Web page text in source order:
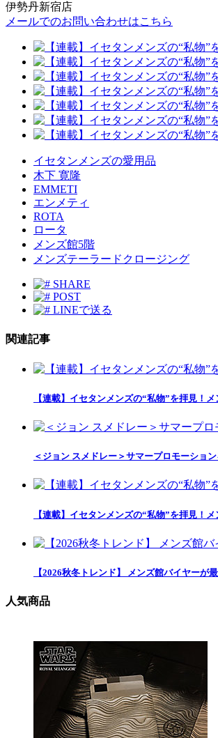
伊勢丹新宿店
メールでのお問い合わせはこちら
イセタンメンズの愛用品
木下 寛隆
EMMETI
エンメティ
ROTA
ロータ
メンズ館5階
メンズテーラードクロージング
SHARE
POST
LINEで送る
関連記事
【連載】イセタンメンズの“私物”を拝見！
＜ジョン スメドレー＞サマープロモーショ
【連載】イセタンメンズの“私物”を拝見！
【2026秋冬トレンド】 メンズ館バイヤーが
人気商品